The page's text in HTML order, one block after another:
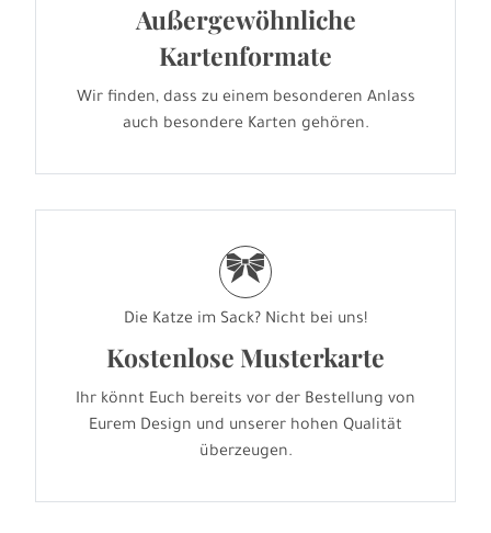
Außergewöhnliche
Kartenformate
Wir finden, dass zu einem besonderen Anlass
auch besondere Karten gehören.
r
Die Katze im Sack? Nicht bei uns!
Kostenlose Musterkarte
Ihr könnt Euch bereits vor der Bestellung von
Eurem Design und unserer hohen Qualität
überzeugen.